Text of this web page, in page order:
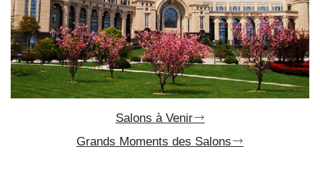
Salons à Venir
Grands Moments des Salons